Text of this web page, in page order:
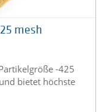
mesh
-425
bietet höchste